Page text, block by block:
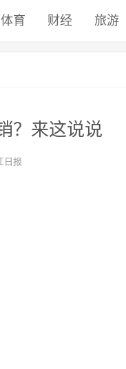
体育 财经 旅游
？来这说说
日报